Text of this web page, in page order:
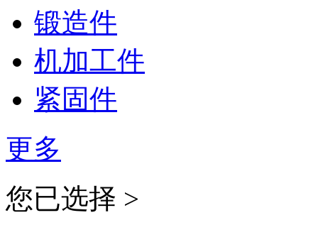
锻造件
机加工件
紧固件
更多
您已选择 >